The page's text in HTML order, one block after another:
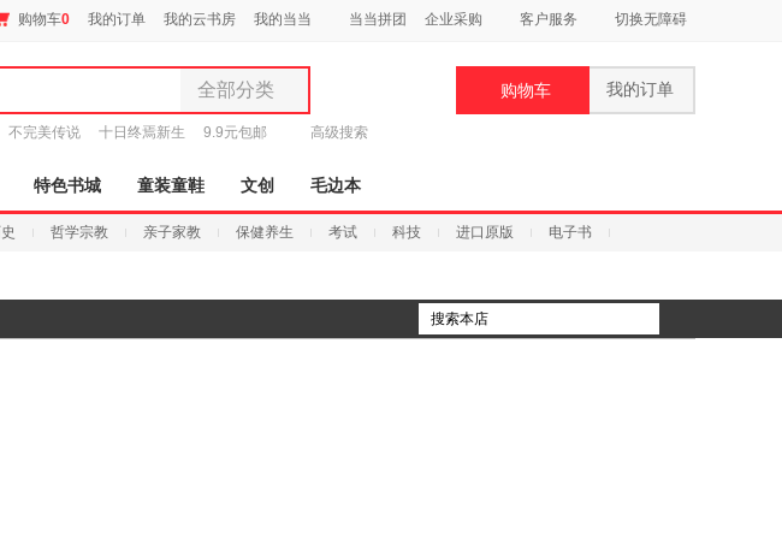
购物车0 我的订单 我的云书房 我的当当 当当拼团 企业采购 客户服务 切换无障碍
全部分类
全部分类
图书
电子书
音像
时尚美妆
不完美传说 十日终焉新生 9.9元包邮 高级搜索
购物车 我的订单
特色书城 童装童鞋 文创 毛边本
哲学宗教 亲子家教 保健养生 考试 科技 进口原版 电子书